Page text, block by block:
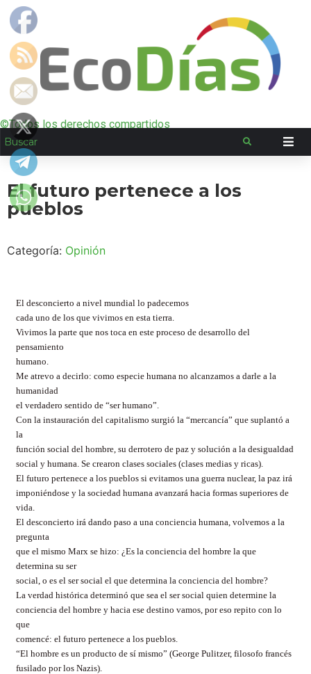
©Todos los derechos compartidos
El futuro pertenece a los
pueblos
Categoría: Opinión
El desconcierto a nivel mundial lo padecemos
cada uno de los que vivimos en esta tierra.
Vivimos la parte que nos toca en este proceso de desarrollo del
pensamiento
humano.
Me atrevo a decirlo: como especie humana no alcanzamos a darle a la
humanidad
el verdadero sentido de “ser humano”.
Con la instauración del capitalismo surgió la “mercancía” que suplantó a
la
función social del hombre, su derrotero de paz y solución a la desigualdad
social y humana. Se crearon clases sociales (clases medias y ricas).
El futuro pertenece a los pueblos si evitamos una guerra nuclear, la paz irá
imponiéndose y la sociedad humana avanzará hacia formas superiores de
vida.
El desconcierto irá dando paso a una conciencia humana, volvemos a la
pregunta
que el mismo Marx se hizo: ¿Es la conciencia del hombre la que
determina su ser
social, o es el ser social el que determina la conciencia del hombre?
La verdad histórica determinó que sea el ser social quien determine la
conciencia del hombre y hacia ese destino vamos, por eso repito con lo
que
comencé: el futuro pertenece a los pueblos.
“El hombre es un producto de sí mismo” (George Pulitzer, filosofo francés
fusilado por los Nazis).